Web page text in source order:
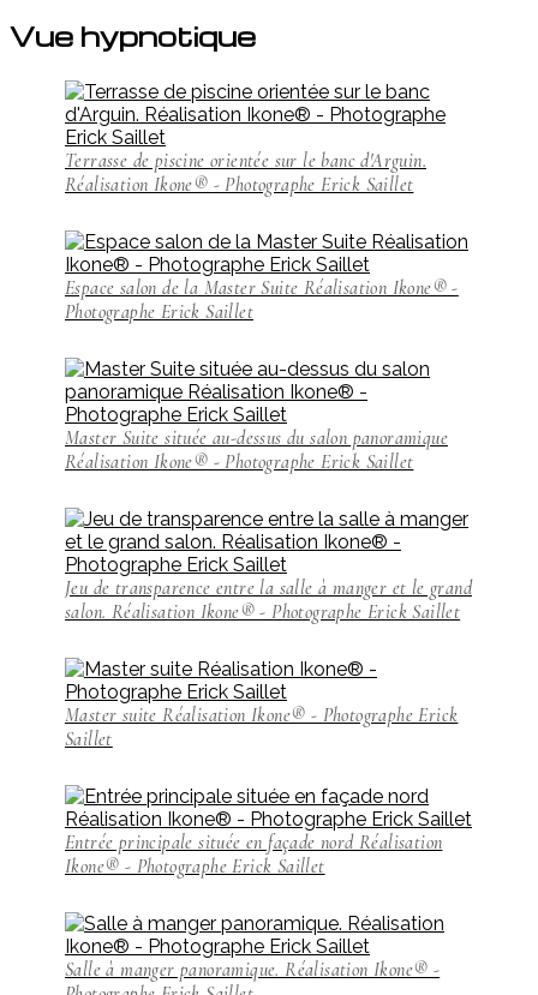
Vue hypnotique
Terrasse de piscine orientée sur le banc d'Arguin.
Réalisation Ikone® - Photographe Erick Saillet
Espace salon de la Master Suite Réalisation Ikone® -
Photographe Erick Saillet
Master Suite située au-dessus du salon panoramique
Réalisation Ikone® - Photographe Erick Saillet
Jeu de transparence entre la salle à manger et le grand
salon. Réalisation Ikone® - Photographe Erick Saillet
Master suite Réalisation Ikone® - Photographe Erick
Saillet
Entrée principale située en façade nord Réalisation
Ikone® - Photographe Erick Saillet
Salle à manger panoramique. Réalisation Ikone® -